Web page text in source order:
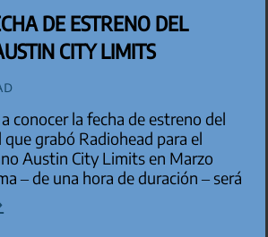
DE ESTRENO DEL
CITY LIMITS
conocer la fecha de estreno del
grabó Radiohead para el
Austin City Limits en Marzo
– de una hora de duración – será